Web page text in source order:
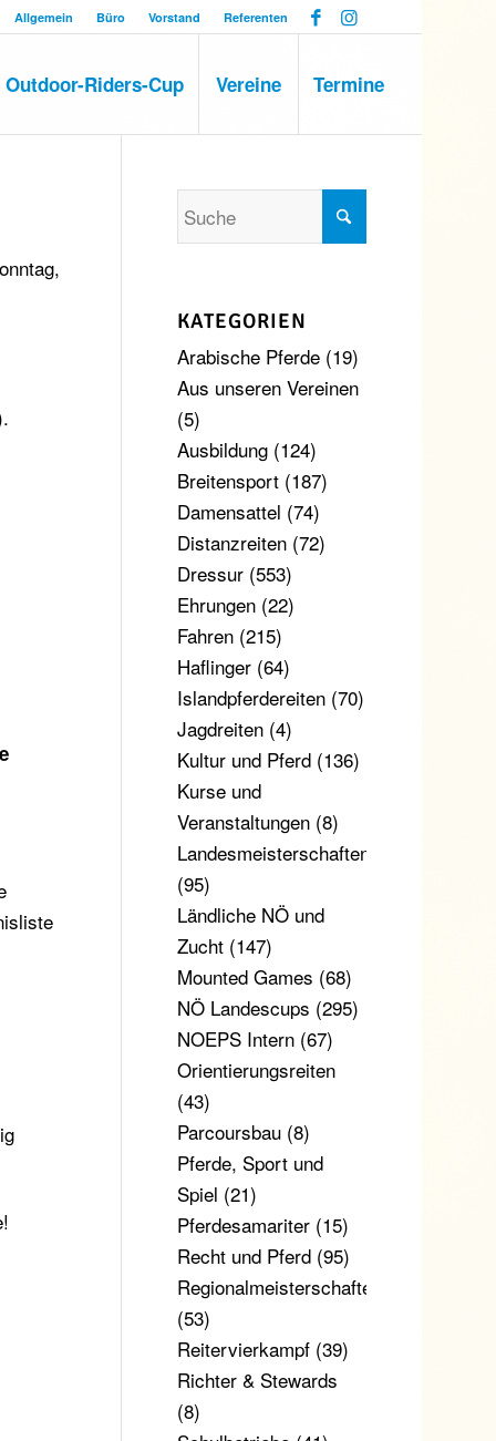
Allgemein Büro Vorstand Referenten
Outdoor-Riders-Cup Vereine Termine
KATEGORIEN
Arabische Pferde(19)
Aus unseren Vereinen
(5)
Ausbildung(124)
Breitensport(187)
Damensattel (74)
Distanzreiten(72)
Dressur(553)
Ehrungen(22)
Fahren(215)
Haflinger(64)
Islandpferdereiten(70)
Jagdreiten(4)
Kultur und Pferd(136)
Kurse und
Veranstaltungen(8)
Landesmeisterschaften
(95)
Ländliche NÖ und
Zucht(147)
Mounted Games (68)
NÖ Landescups (295)
NOEPS Intern(67)
Orientierungsreiten
(43)
Parcoursbau(8)
Pferde, Sport und
Spiel (21)
Pferdesamariter(15)
Recht und Pferd(95)
Regionalmeisterschaften
(53)
Reitervierkampf(39)
Richter & Stewards
(8)